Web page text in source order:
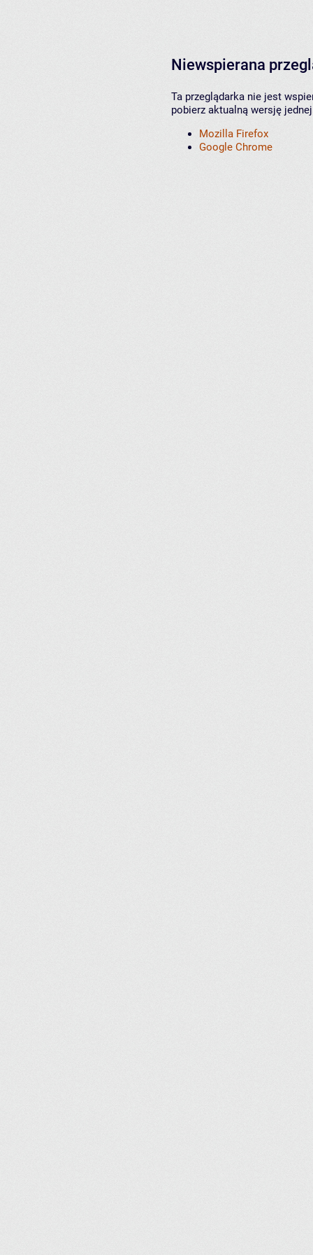
Niewspierana
Ta przeglądarka nie jest
pobierz aktualną wersję
Mozilla Firefox
Google Chrome